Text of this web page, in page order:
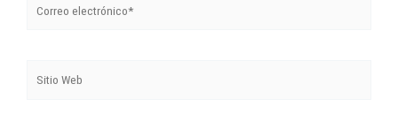
electrónico*
Web